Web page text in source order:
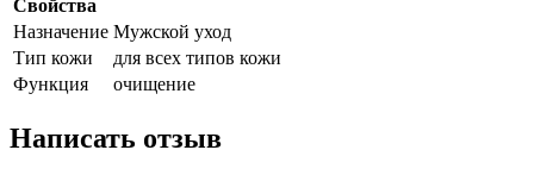
Свойства
Назначение Мужской уход
Тип кожи
для всех типов кожи
Функция
очищение
Написать отзыв